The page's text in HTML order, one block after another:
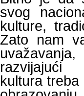
svog
kulture,
Zato nam
razvijajući
kultura